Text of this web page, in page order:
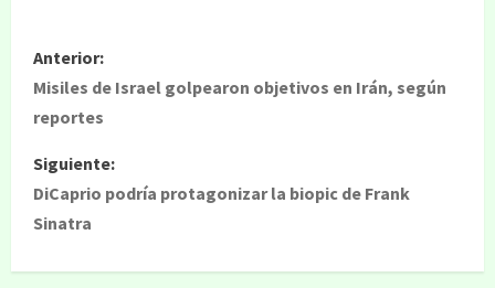
Anterior:
Misiles de Israel golpearon objetivos en Irán, según
reportes
Siguiente:
DiCaprio podría protagonizar la biopic de Frank
Sinatra